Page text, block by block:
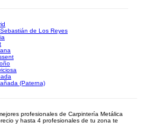
de Los Reyes
(Paterna)
profesionales de Carpintería Metálica
y hasta 4 profesionales de tu zona te